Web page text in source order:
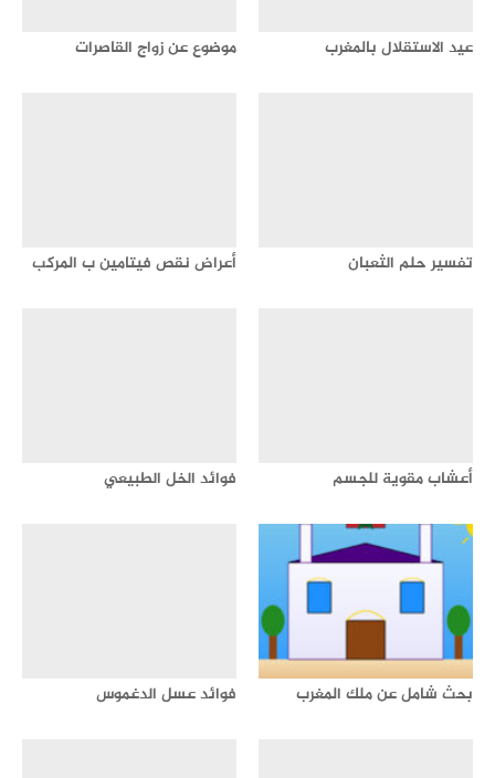
عيد الاستقلال بالمغرب موضوع عن زواج القاصرات
تفسير حلم الثعبان أعراض نقص فيتامين ب المركب
أعشاب مقوية للجسم فوائد الخل الطبيعي
بحث شامل عن ملك المغرب فوائد عسل الدغموس